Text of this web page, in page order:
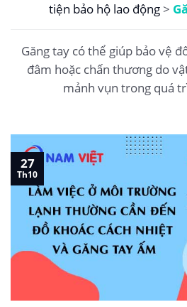
tiện bảo hộ lao động>
Găng tay có thể giúp bảo vệ
đâm hoặc chấn thương do
mảnh vụn trong quá
27
Th10